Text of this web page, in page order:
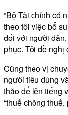
“Bộ Tài chính có
theo tôi việc bổ
đối với người
phục. Tôi đề
Cũng theo vị
người tiêu dùng
thảo để lên tiếng
“thuế chồng thuế,